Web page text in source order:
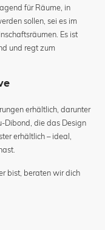
für Räume, in
sollen, sei es im
Es ist
und regt zum
erhältlich, darunter
Dibond, die das Design
erhältlich – ideal,
bist, beraten wir dich